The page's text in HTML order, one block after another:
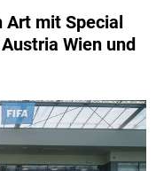
Art mit Special
Wien und